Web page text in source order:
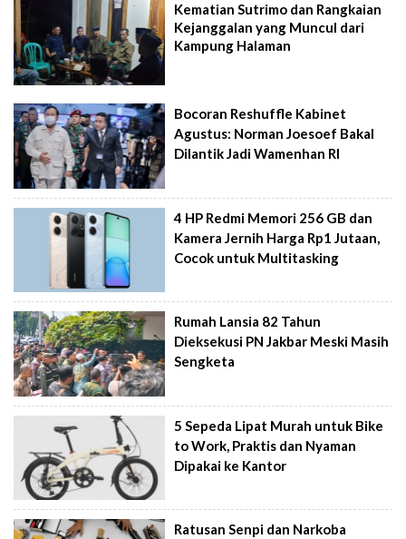
Kematian Sutrimo dan Rangkaian
Kejanggalan yang Muncul dari
Kampung Halaman
Bocoran Reshuffle Kabinet
Agustus: Norman Joesoef Bakal
Dilantik Jadi Wamenhan RI
4 HP Redmi Memori 256 GB dan
Kamera Jernih Harga Rp1 Jutaan,
Cocok untuk Multitasking
Rumah Lansia 82 Tahun
Dieksekusi PN Jakbar Meski Masih
Sengketa
5 Sepeda Lipat Murah untuk Bike
to Work, Praktis dan Nyaman
Dipakai ke Kantor
Ratusan Senpi dan Narkoba